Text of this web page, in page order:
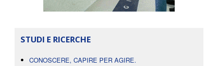
STUDI E RICERCHE
CONOSCERE, CAPIRE PER AGIRE.